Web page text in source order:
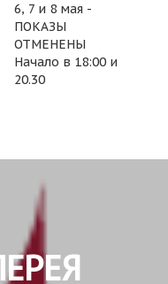
6, 7 и 8 мая -
ПОКАЗЫ
ОТМЕНЕНЫ
Начало в 18:00 и
20.30